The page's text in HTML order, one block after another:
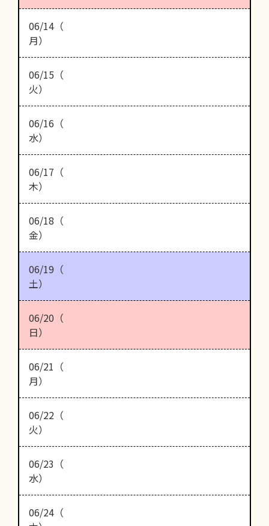
06/14（
月）
06/15（
火）
06/16（
水）
06/17（
木）
06/18（
金）
06/19（
土）
06/20（
日）
06/21（
月）
06/22（
火）
06/23（
水）
06/24（